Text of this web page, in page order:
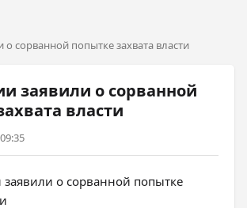
о сорванной попытке захвата власти
заявили о сорванной
власти